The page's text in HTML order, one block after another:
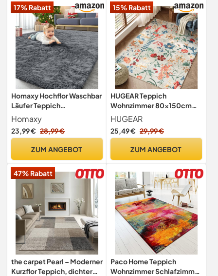
17% Rabatt
Homaxy Hochflor Waschbar
Läufer Teppich
Wohnzimmer 80 x 150 cm,
Dunkelgrau
Homaxy
23,99 € 28,99 €
ZUM ANGEBOT
15% Rabatt
HUGEAR Teppich
Wohnzimmer 80x150cm
Beige Waschbarer Carpet
Rug
HUGEAR
25,49 € 29,99 €
ZUM ANGEBOT
47% Rabatt
the carpet Pearl – Moderner
Kurzflor Teppich, dichter
Paco Home Teppich
Wohnzimmer Schlafzimmer